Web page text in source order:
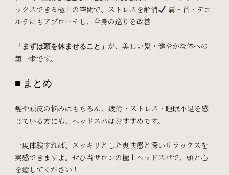
ックスできる極上の空間で、ストレスを解消
肩・首・デコ
ルテにもアプローチし、全身の巡りを改善
「まずは頭を休ませること」 が、美しい髪・健やかな体への
第一歩です。
■ まとめ
髪や頭皮の悩みはもちろん、 疲労・ストレス・睡眠不足を感
じている方にも、 ヘッドスパはおすすめです。
一度体験すれば、スッキリとした爽快感と深いリラックスを
実感できますよ。 ぜひ当サロンの極上ヘッドスパで、頭と心
を癒してください！